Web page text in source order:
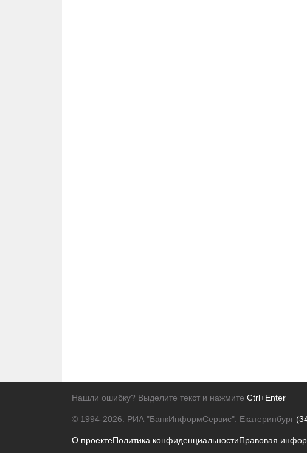
Нашли ошибку? Выделите текст и нажмите Ctrl+Enter
© 1994-2026. РИА "БанкИнформСервис". Екатеринбург
О проектеПолитика конфиденциальностиПравовая